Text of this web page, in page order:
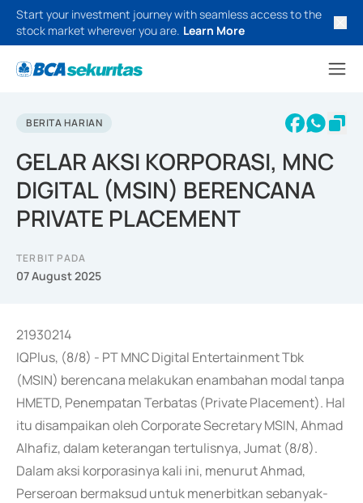
Start your investment journey with seamless access to the
stock market wherever you are. Learn More
BERITA HARIAN
GELAR AKSI KORPORASI, MNC
DIGITAL (MSIN) BERENCANA
PRIVATE PLACEMENT
TERBIT PADA
07 August 2025
21930214
IQPlus, (8/8) - PT MNC Digital Entertainment Tbk
(MSIN) berencana melakukan enambahan modal tanpa
HMETD, Penempatan Terbatas (Private Placement). Hal
itu disampaikan oleh Corporate Secretary MSIN, Ahmad
Alhafiz, dalam keterangan tertulisnya, Jumat (8/8).
Dalam aksi korporasinya kali ini, menurut Ahmad,
Perseroan bermaksud untuk menerbitkan sebanyak-